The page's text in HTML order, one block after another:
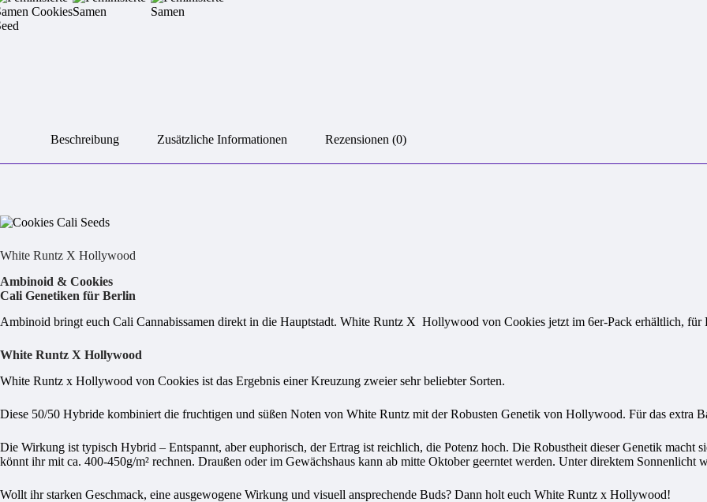
Beschreibung Zusätzliche Informationen Rezensionen (0)
White Runtz X Hollywood
Ambinoid & Cookies
Cali Genetiken für Berlin
Ambinoid bringt euch Cali Cannabissamen direkt in die Hauptstadt. White Runtz X Hollywood von Cookies jetzt im 6er-Pack erhältlich, für
White Runtz X Hollywood
White Runtz x Hollywood von Cookies ist das Ergebnis einer Kreuzung zweier sehr beliebter Sorten.
Diese 50/50 Hybride kombiniert die fruchtigen und süßen Noten von White Runtz mit der Robusten Genetik von Hollywood. Für das extra
Die Wirkung ist typisch Hybrid – Entspannt, aber euphorisch, der Ertrag ist reichlich, die Potenz hoch. Die Robustheit dieser Genetik macht
könnt ihr mit ca. 400-450g/m² rechnen. Draußen oder im Gewächshaus kann ab mitte Oktober geerntet werden. Unter direktem Sonnenlicht
Wollt ihr starken Geschmack, eine ausgewogene Wirkung und visuell ansprechende Buds? Dann holt euch White Runtz x Hollywood!